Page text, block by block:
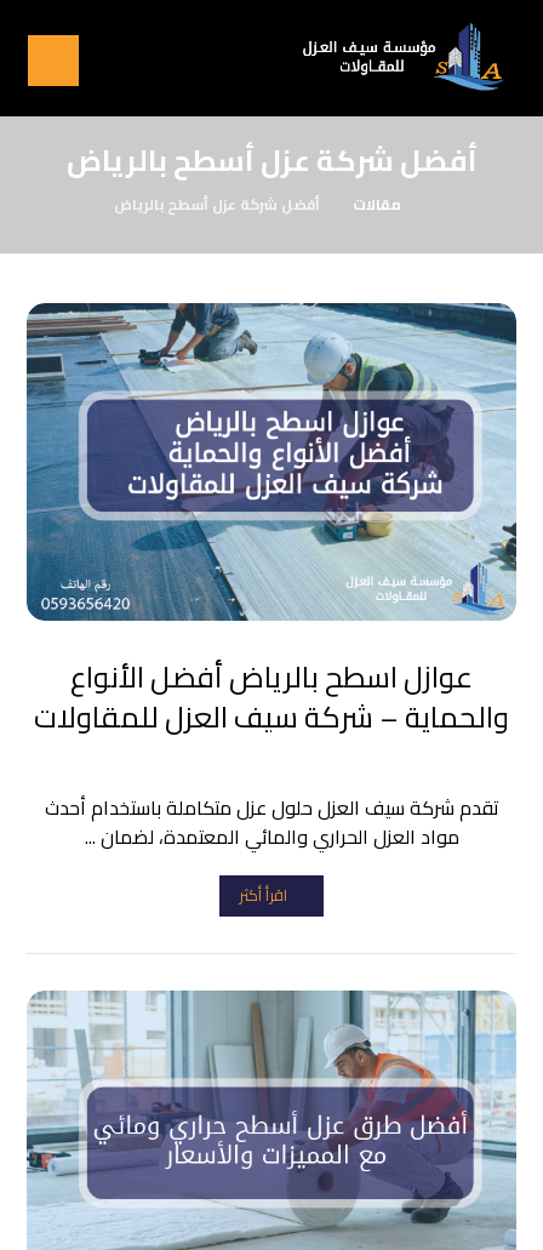
أفضل شركة عزل أسطح بالرياض
مقالات أفضل شركة عزل أسطح بالرياض
عوازل اسطح بالرياض أفضل الأنواع
والحماية – شركة سيف العزل للمقاولات
تقدم شركة سيف العزل حلول عزل متكاملة باستخدام أحدث
مواد العزل الحراري والمائي المعتمدة، لضمان ...
اقرأ أكثر